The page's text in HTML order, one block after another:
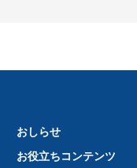
おしらせ
お役立ちコンテンツ